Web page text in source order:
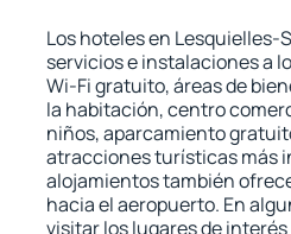
Los hoteles en
servicios e instalaciones a
Wi-Fi gratuito, áreas de
la habitación, centro
niños, aparcamiento
atracciones turísticas más
alojamientos también
hacia el aeropuerto. En
visitar los lugares de